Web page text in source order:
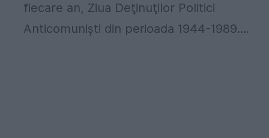
fiecare an, Ziua Deţinuţilor Politici
Anticomunişti din perioada 1944-1989....